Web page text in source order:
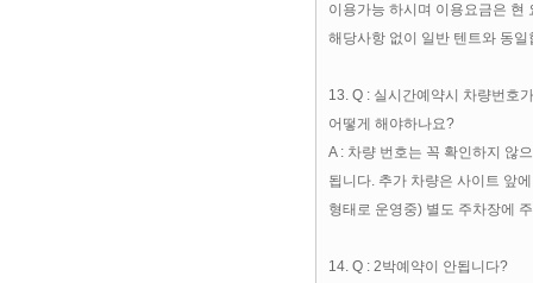
이용가능 하시며 이용요금은 현
해당사항 없이 일반 텐트와 동일
13. Q : 실시간예약시 차량번호
어떻게 해야하나요?
A : 차량 번호는 꼭 확인하지 않
됩니다. 추가 차량은 사이트 앞
형태로 운영중) 별도 주차장에
14. Q : 2박예약이 안됩니다?